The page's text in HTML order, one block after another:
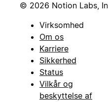
© 2026 Notion Labs,
Virksomhed
Om os
Karriere
Sikkerhed
Status
Vilkår og
beskyttelse af